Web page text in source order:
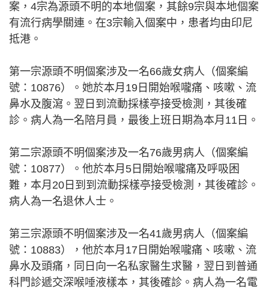
案，4宗為源頭不明的本地個案，其餘9宗與本地個案
有流行病學關連。在3宗輸入個案中，患者均由印尼
抵港。
第一宗源頭不明個案涉及一名66歲女病人（個案編
號：10876）。她於本月19日開始喉嚨痛、咳嗽、流
鼻水及腹瀉。翌日到流動採樣亭接受檢測，其後確
診。病人為一名陪月員，最後上班日期為本月11日。
第二宗源頭不明個案涉及一名76歲男病人（個案編
號：10877）。他於本月5日開始喉嚨痛及呼吸困
難，本月20日到到流動採樣亭接受檢測，其後確診。
病人為一名退休人士。
第三宗源頭不明個案涉及一名41歲男病人（個案編
號：10883），他於本月17日開始喉嚨痛、咳嗽、流
鼻水及頭痛，同日向一名私家醫生求醫，翌日到普通
科門診遞交深喉唾液樣本，其後確診。病人為一名電